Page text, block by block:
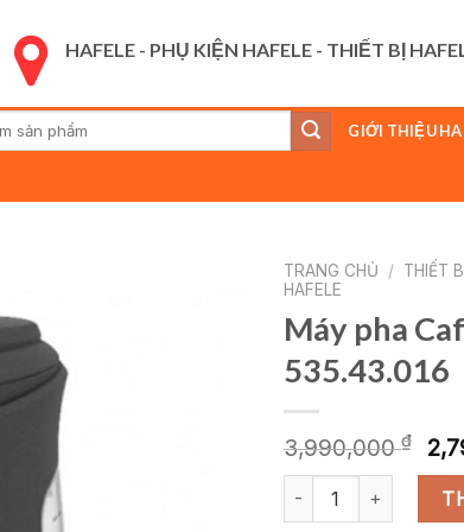
HAFELE - PHỤ KIỆN HAFELE - THIẾT BỊ
GIỚI THIỆU
TRANG CHỦ / THIẾT
HAFELE
Máy pha
535.43.016
3,990,000₫
là:
Máy pha Cafe Hafele